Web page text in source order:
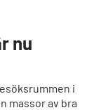
nu
i
massor av bra